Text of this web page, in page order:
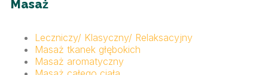
Masaż
Leczniczy/ Klasyczny/ Relaksacyjny
Masaż tkanek głębokich
Masaż aromatyczny